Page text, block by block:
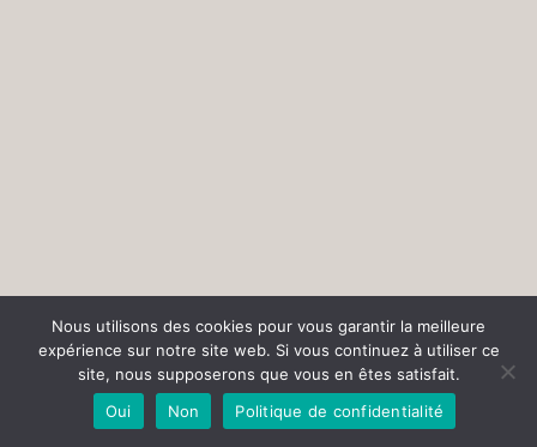
Nous utilisons des cookies pour vous garantir la meilleure
expérience sur notre site web. Si vous continuez à utiliser ce
site, nous supposerons que vous en êtes satisfait.
Oui
Non Politique de confidentialité